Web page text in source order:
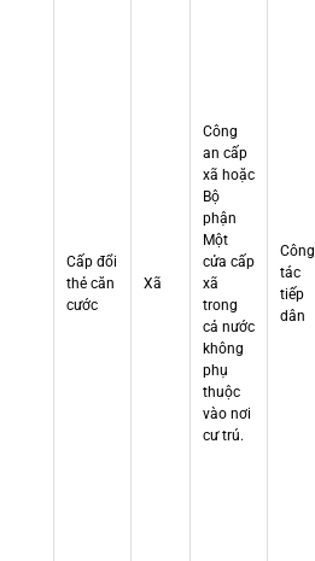
Cấp đổi
thẻ căn
cước
Xã
Công
an cấp
xã hoặc
Bộ
phận
Một
cửa cấp
xã
trong
cả nước
không
phụ
thuộc
vào nơi
cư trú.
Công
tác
tiếp
dân